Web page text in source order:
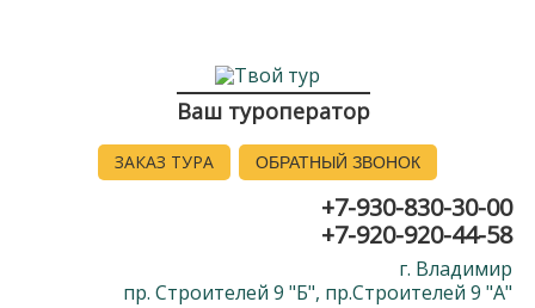
Ваш туроператор
ЗАКАЗ ТУРА ОБРАТНЫЙ ЗВОНОК
+7-930-830-30-00
+7-920-920-44-58
г. Владимир
пр. Строителей 9 "Б", пр.Строителей 9 "А"